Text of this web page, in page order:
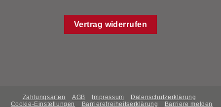
Vertrag widerrufen
Zahlungsarten AGB Impressum
Datenschutzerklärung
Cookie-Einstellungen
Barrierefreiheitserklärung Barriere melden